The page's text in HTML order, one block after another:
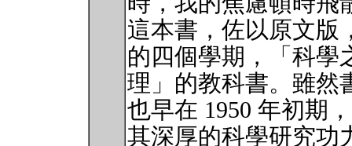
這本書，佐以原文版
的四個學期，「科學
理」的教科書。雖然
也早在 1950 年初期
其深厚的科學研究功